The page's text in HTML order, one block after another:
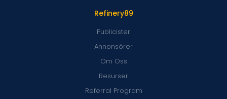
Refinery89
Publicister
Annonsörer
Om Oss
Resurser
Referral Program